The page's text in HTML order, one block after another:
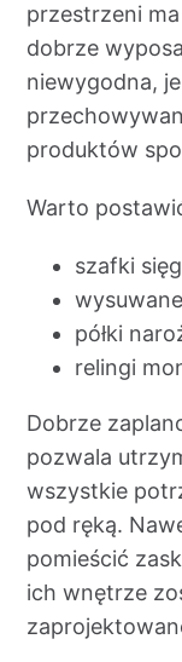
przestrzeni
dobrze
niewygodna,
produktów
Warto
szafki
półki
relingi
Dobrze
pozwala
wszystkie
pod ręką.
pomieścić
ich wnętrze